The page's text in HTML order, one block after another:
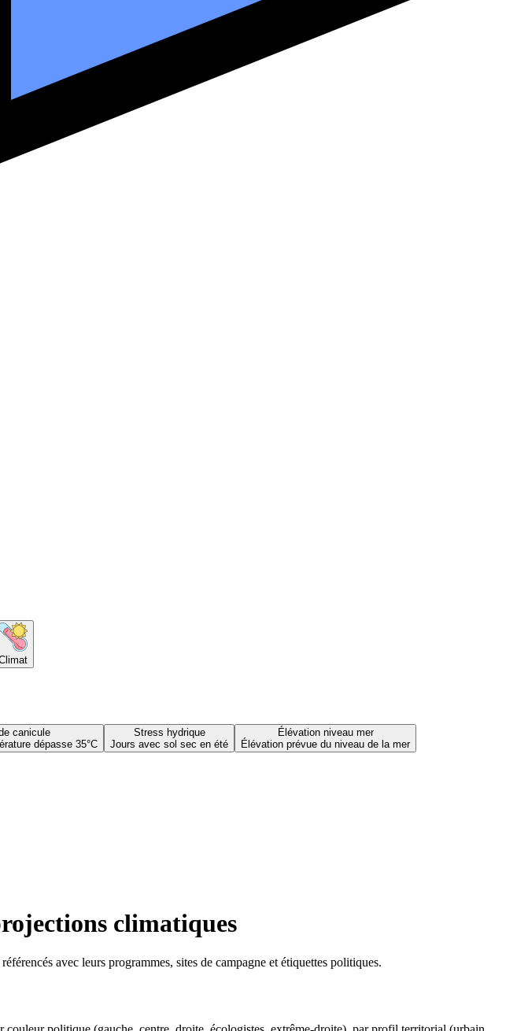
canicule
dépasse 35°C
Stress hydrique
Jours avec sol sec en été
Élévation niveau mer
Élévation prévue du niveau de la mer
climatiques
avec leurs programmes, sites de campagne et étiquettes politiques.